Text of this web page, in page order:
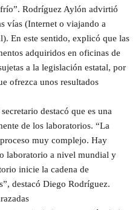
Rodríguez Aylón advirtió
vías (Internet o viajando a
En este sentido, explicó que las
adquiridos en oficinas de
a la legislación estatal, por
ofrezca unos resultados
destacó que es una
de los laboratorios. “La
muy complejo. Hay
laboratorio a nivel mundial y
inicie la cadena de
destacó Diego Rodríguez.